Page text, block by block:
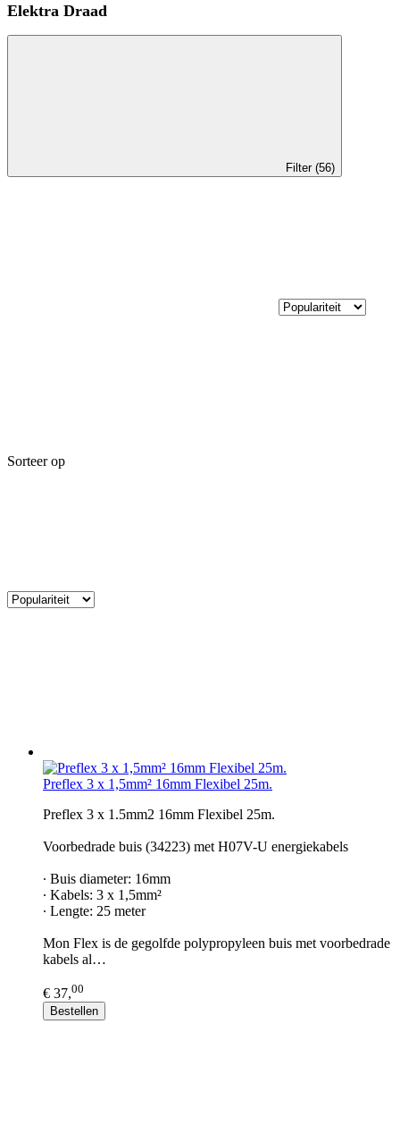
Elektra Draad
Filter (56)
Sorteer op
Preflex 3 x 1,5mm² 16mm Flexibel 25m.
Preflex 3 x 1.5mm2 16mm Flexibel 25m.
Voorbedrade buis (34223) met H07V-U energiekabels
∙ Buis diameter: 16mm
∙ Kabels: 3 x 1,5mm²
∙ Lengte: 25 meter
Mon Flex is de gegolfde polypropyleen buis met voorbedrade
kabels al…
€ 37,00
Bestellen